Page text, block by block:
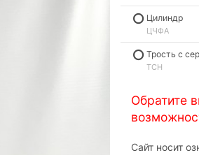
Цилиндр
ЦЧФА
Трость с
ТСН
Обратите
Сайт носит